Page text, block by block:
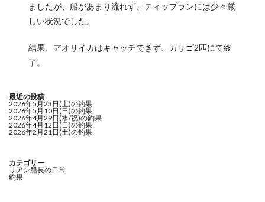
ましたが、船があまり流れず、ティップランには少々厳
しい状況でした。
結果、アオリイカはキャッチできず、カサゴ2匹にて終
了。
最近の投稿
2026年5月23日(土)の釣果
2026年5月10日(日)の釣果
2026年4月29日(水/祝)の釣果
2026年4月12日(日)の釣果
2026年2月21日(土)の釣果
カテゴリー
リアン船長の日常
釣果